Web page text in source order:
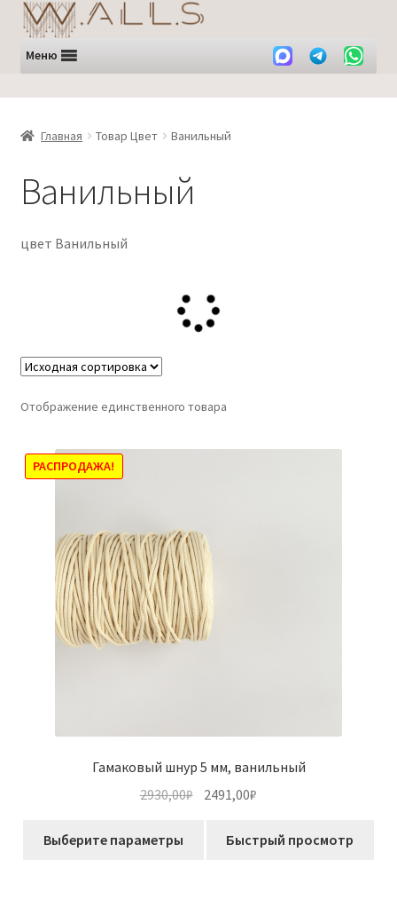
Перейти
к
навигации
Перейти
к
содержимому
Меню
Главная Товар Цвет Ванильный
Ванильный
цвет Ванильный
Отображение единственного товара
Гамаковый шнур 5 мм, ванильный
РАСПРОДАЖА!
2930,00₽ Первоначальная
составляла
2491,00₽
2491,00₽.
Выберите параметры Быстрый просмотр